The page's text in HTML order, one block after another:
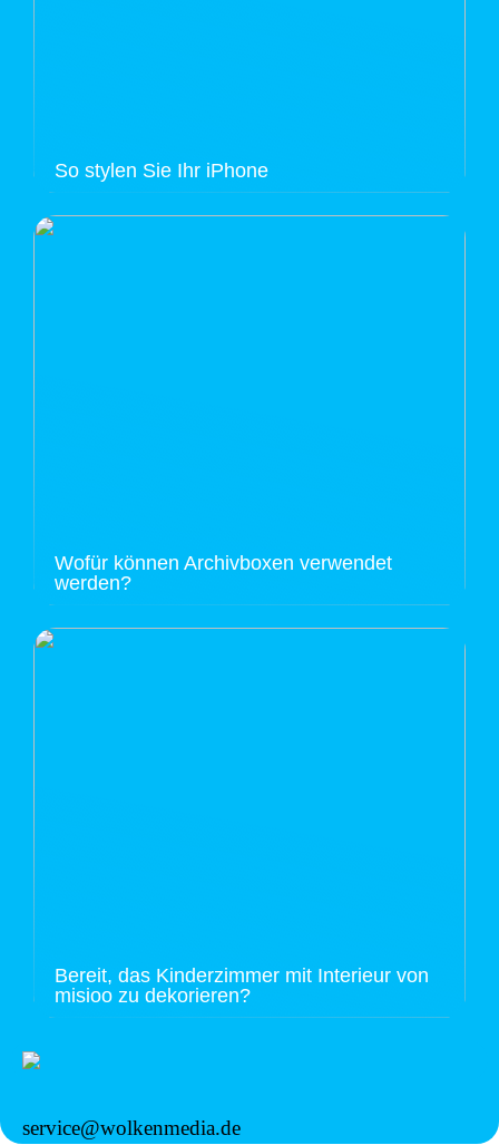
So stylen Sie Ihr iPhone
Wofür können Archivboxen verwendet
werden?
Bereit, das Kinderzimmer mit Interieur von
misioo zu dekorieren?
service@wolkenmedia.de